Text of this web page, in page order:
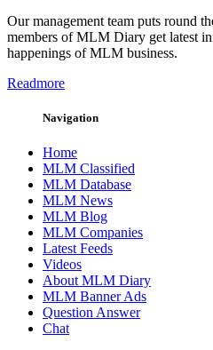
Our management team puts round
members of MLM Diary get latest
happenings of MLM business.
Readmore
Navigation
Home
MLM Classified
MLM Database
MLM News
MLM Blog
MLM Companies
Latest Feeds
Videos
About MLM Diary
MLM Banner Ads
Question Answer
Chat